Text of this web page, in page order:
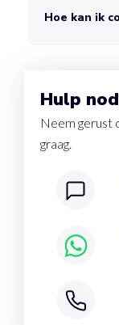
Hoe kan ik
Hulp
Neem gerust
graag.